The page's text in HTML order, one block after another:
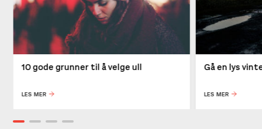
10 gode grunner til å velge ull
LES MER
Gå en lys
LES MER